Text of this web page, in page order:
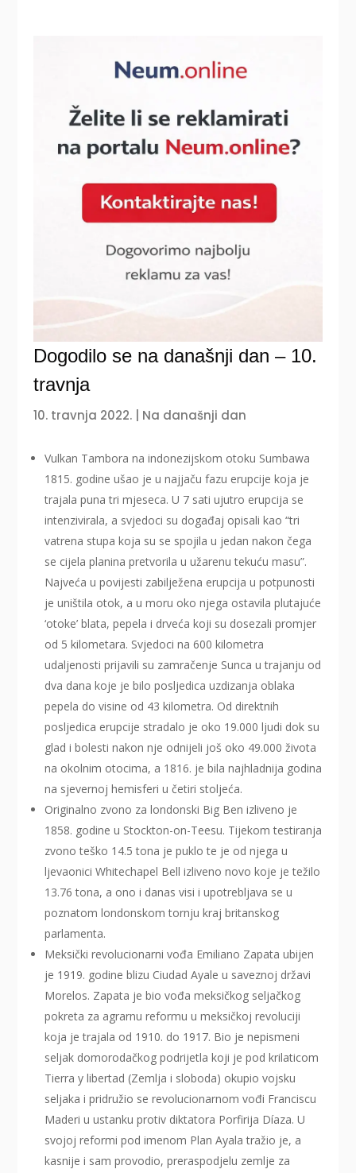
Dogodilo se na današnji dan – 10.
travnja
10. travnja 2022. Na današnji dan
Vulkan Tambora na indonezijskom otoku Sumbawa
1815. godine ušao je u najjaču fazu erupcije koja je
trajala puna tri mjeseca. U 7 sati ujutro erupcija se
intenzivirala, a svjedoci su događaj opisali kao “tri
vatrena stupa koja su se spojila u jedan nakon čega
se cijela planina pretvorila u užarenu tekuću masu”.
Najveća u povijesti zabilježena erupcija u potpunosti
je uništila otok, a u moru oko njega ostavila plutajuće
‘otoke’ blata, pepela i drveća koji su dosezali promjer
od 5 kilometara. Svjedoci na 600 kilometra
udaljenosti prijavili su zamračenje Sunca u trajanju od
dva dana koje je bilo posljedica uzdizanja oblaka
pepela do visine od 43 kilometra. Od direktnih
posljedica erupcije stradalo je oko 19.000 ljudi dok su
glad i bolesti nakon nje odnijeli još oko 49.000 života
na okolnim otocima, a 1816. je bila najhladnija godina
na sjevernoj hemisferi u četiri stoljeća.
Originalno zvono za londonski Big Ben izliveno je
1858. godine u Stockton-on-Teesu. Tijekom testiranja
zvono teško 14.5 tona je puklo te je od njega u
ljevaonici Whitechapel Bell izliveno novo koje je težilo
13.76 tona, a ono i danas visi i upotrebljava se u
poznatom londonskom tornju kraj britanskog
parlamenta.
Meksički revolucionarni vođa Emiliano Zapata ubijen
je 1919. godine blizu Ciudad Ayale u saveznoj državi
Morelos. Zapata je bio vođa meksičkog seljačkog
pokreta za agrarnu reformu u meksičkoj revoluciji
koja je trajala od 1910. do 1917. Bio je nepismeni
seljak domorodačkog podrijetla koji je pod krilaticom
Tierra y libertad (Zemlja i sloboda) okupio vojsku
seljaka i pridružio se revolucionarnom vođi Franciscu
Maderi u ustanku protiv diktatora Porfirija Díaza. U
svojoj reformi pod imenom Plan Ayala tražio je, a
kasnije i sam provodio, preraspodjelu zemlje za